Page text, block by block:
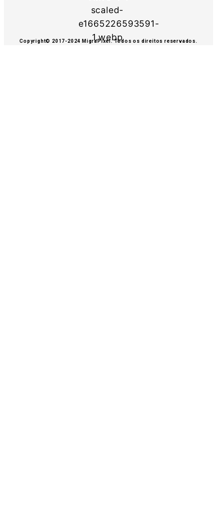
Copyright© 2017-2024 MigraPixel. Todos os direitos reservados.